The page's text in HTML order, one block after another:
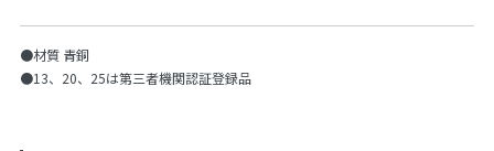
●材質 青銅
●13、20、25は第三者機関認証登録品